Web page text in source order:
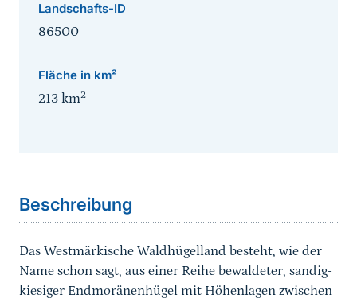
Landschafts-ID
86500
Fläche in km²
213 km2
Beschreibung
Das Westmärkische Waldhügelland besteht, wie der
Name schon sagt, aus einer Reihe bewaldeter, sandig-
kiesiger Endmoränenhügel mit Höhenlagen zwischen